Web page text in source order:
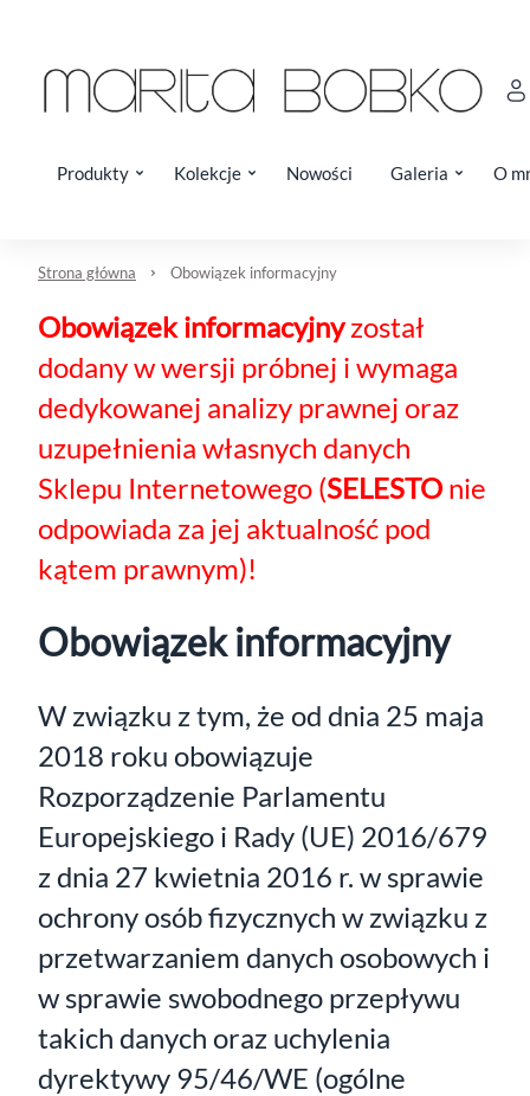
Produkty Kolekcje Nowości Galeria O
Strona główna Obowiązek informacyjny
Obowiązek informacyjnyzostał
dodany w wersji próbnej i wymaga
dedykowanej analizy prawnej oraz
uzupełnienia własnych danych
Sklepu Internetowego (SELESTO nie
odpowiada za jej aktualność pod
kątem prawnym)!
Obowiązek informacyjny
W związku z tym, że od dnia 25 maja
2018 roku obowiązuje
Rozporządzenie Parlamentu
Europejskiego i Rady (UE) 2016/679
z dnia 27 kwietnia 2016 r. w sprawie
ochrony osób fizycznych w związku z
przetwarzaniem danych osobowych i
w sprawie swobodnego przepływu
takich danych oraz uchylenia
dyrektywy 95/46/WE (ogólne